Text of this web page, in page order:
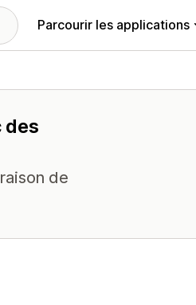
Parcourir les applications
des
de